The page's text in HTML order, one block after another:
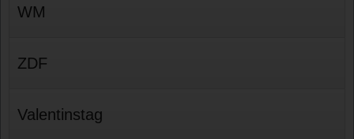
WM
ZDF
Valentinstag